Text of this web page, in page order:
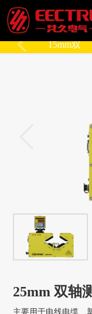
15mm双
25mm 双轴
主要用于电线电缆、